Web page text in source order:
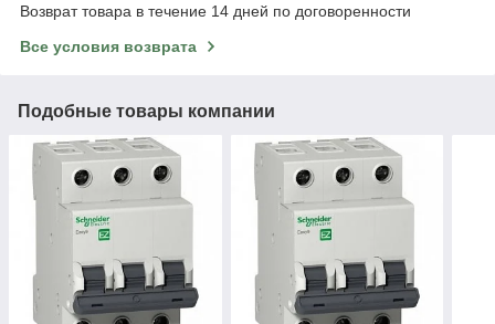
Возврат товара в течение 14 дней по договоренности
Все условия возврата
Подобные товары компании